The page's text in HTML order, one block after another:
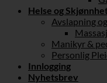
Helse og
Avslapning
Manikyr &
Personlig
Innlogging
Nyhetsbrev